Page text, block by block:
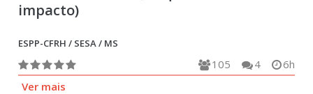
impacto)
ESPP-CFRH / SESA / MS
6h
4
105
Ver mais